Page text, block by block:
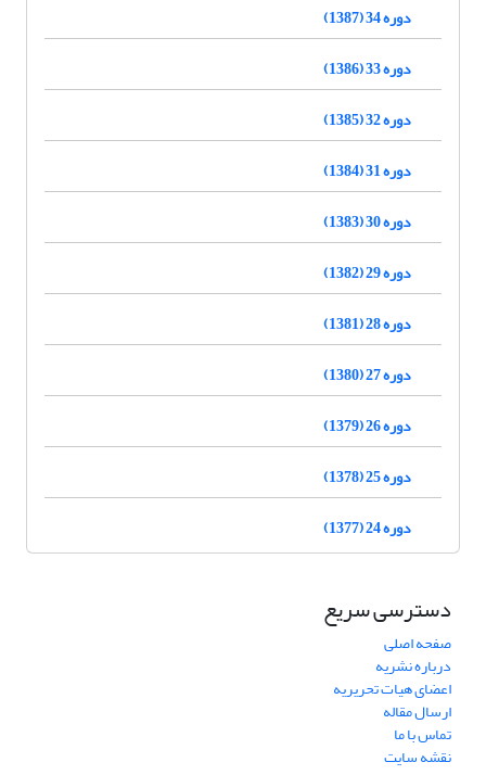
دوره 34 (1387)
دوره 33 (1386)
دوره 32 (1385)
دوره 31 (1384)
دوره 30 (1383)
دوره 29 (1382)
دوره 28 (1381)
دوره 27 (1380)
دوره 26 (1379)
دوره 25 (1378)
دوره 24 (1377)
دسترسی سریع
صفحه اصلی
درباره نشریه
اعضای هیات تحریریه
ارسال مقاله
تماس با ما
نقشه سایت